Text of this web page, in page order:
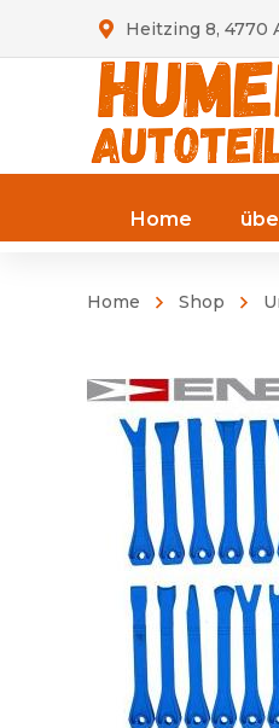
Heitzing 8, 4770
Home
Home Shop